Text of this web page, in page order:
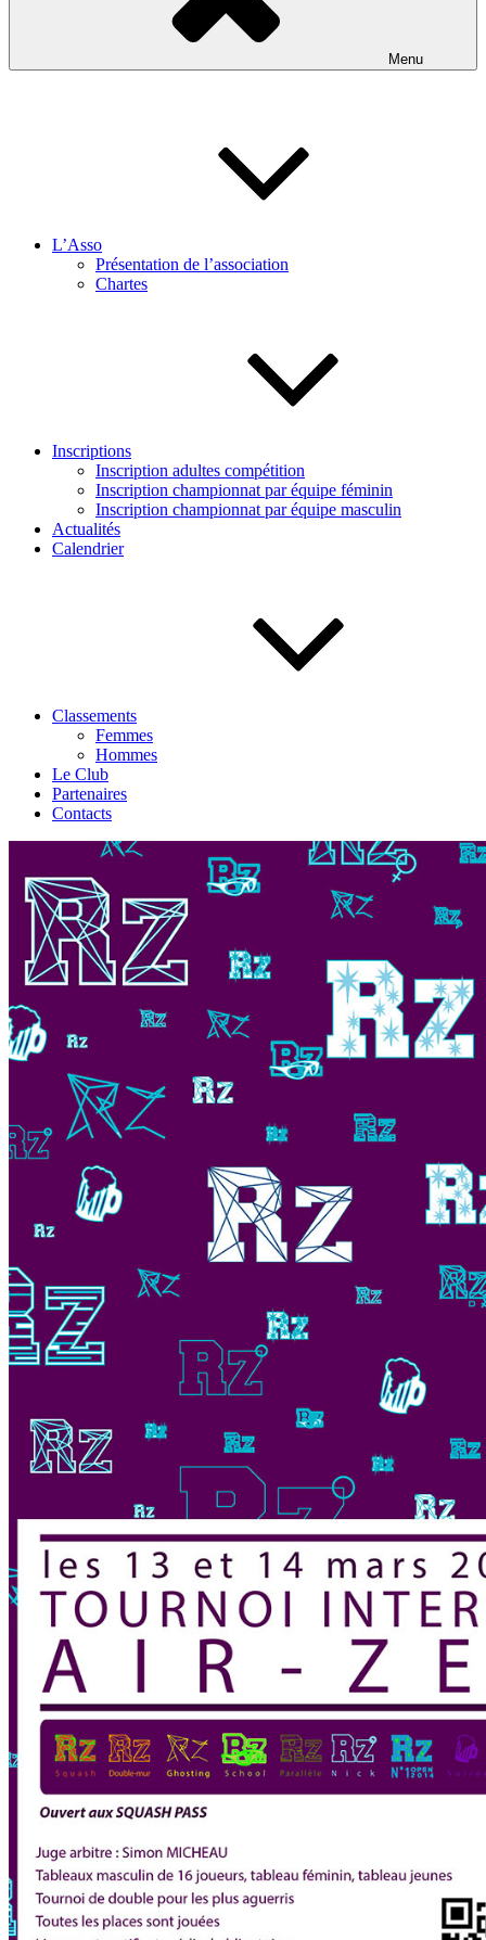
Menu
L’Asso
Présentation de l’association
Chartes
Inscriptions
Inscription adultes compétition
Inscription championnat par équipe féminin
Inscription championnat par équipe masculin
Actualités
Calendrier
Classements
Femmes
Hommes
Le Club
Partenaires
Contacts